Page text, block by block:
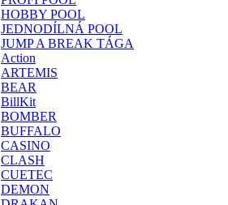
HOBBY POOL
JEDNODÍLNÁ POOL
JUMP A BREAK TÁGA
Action
ARTEMIS
BEAR
BillKit
BOMBER
BUFFALO
CASINO
CLASH
CUETEC
DEMON